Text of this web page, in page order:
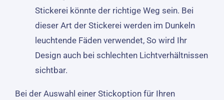
Stickerei könnte der richtige Weg sein. Bei
dieser Art der Stickerei werden im Dunkeln
leuchtende Fäden verwendet, So wird Ihr
Design auch bei schlechten Lichtverhältnissen
sichtbar.
Bei der Auswahl einer Stickoption für Ihren